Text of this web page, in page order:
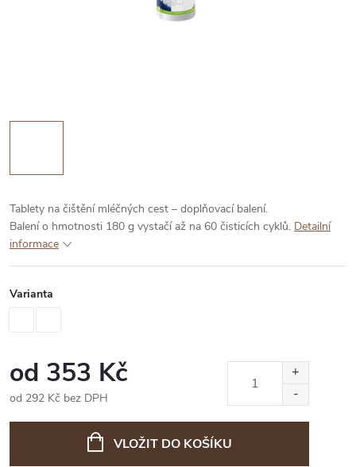
Tablety na čištění mléčných cest – doplňovací balení.
Balení o hmotnosti 180 g vystačí až na 60 čisticích cyklů. Detailní
informace
Varianta
od 353 Kč
od 292 Kč bez DPH
VLOŽIT DO KOŠÍKU